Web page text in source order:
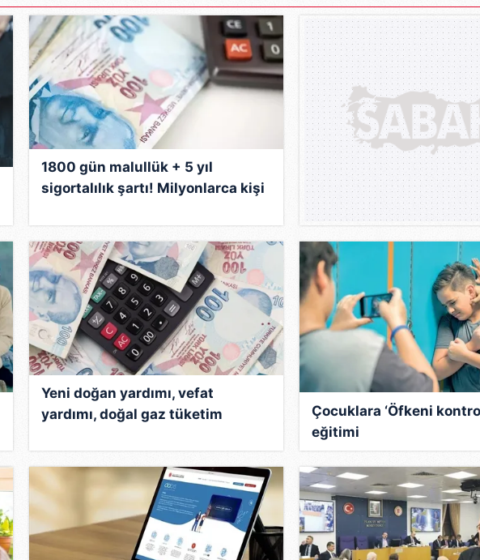
1800 gün malullük + 5 yıl
sigortalılık şartı! Milyonlarca kişi
koşulları...
Yeni doğan yardımı, vefat
yardımı, doğal gaz tüketim
sosyal yardım! Hepsi tek tek
sıralandı
Çocuklara ‘Öfkeni
eğitimi